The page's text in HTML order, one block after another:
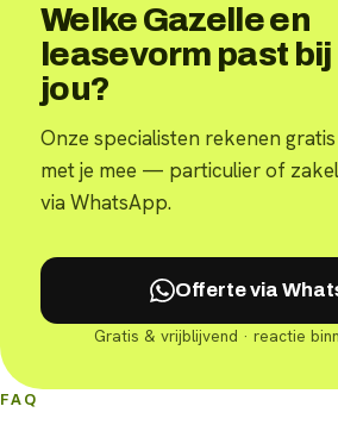
Welke Gazelle en
leasevorm past bij
jou?
Onze specialisten rekenen
met je mee — particulier of
via WhatsApp.
Offerte via
Gratis & vrijblijvend · reactie
FAQ